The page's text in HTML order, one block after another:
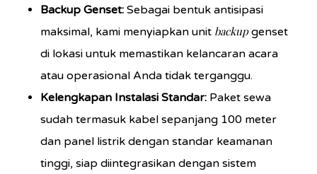
Backup Genset:Sebagai bentuk antisipasi
maksimal, kami menyiapkan unit backupgenset
di lokasi untuk memastikan kelancaran acara
atau operasional Anda tidak terganggu.
Kelengkapan Instalasi Standar:Paket sewa
sudah termasuk kabel sepanjang 100 meter
dan panel listrik dengan standar keamanan
tinggi, siap diintegrasikan dengan sistem